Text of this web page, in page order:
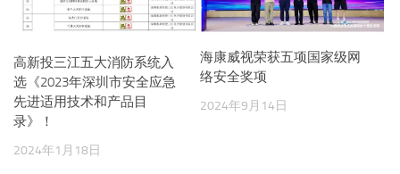
高新投三江五大消防系统入
选《2023年深圳市安全应急
先进适用技术和产品目
录》！
2024年1月18日
海康威视荣获五项国家级网
络安全奖项
2024年9月14日